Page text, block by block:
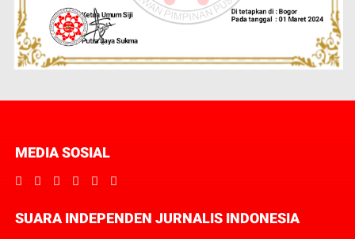
MEDIA SOSIAL
SUARA INDEPENDEN JURNALIS INDONESIA